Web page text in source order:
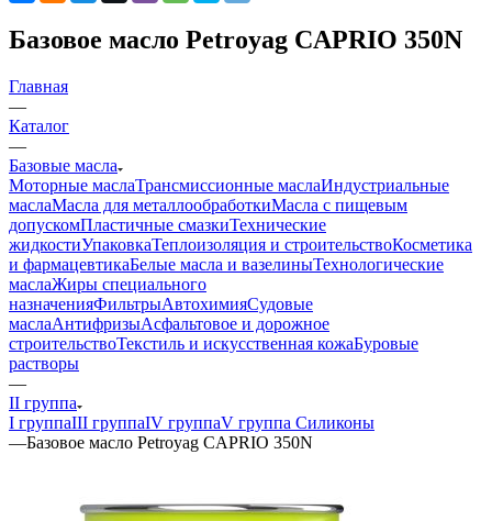
Базовое масло Petroyag CAPRIO 350N
Главная
—
Каталог
—
Базовые масла
Моторные маслаТрансмиссионные маслаИндустриальные
маслаМасла для металлообработкиМасла с пищевым
допускомПластичные смазкиТехнические
жидкостиУпаковкаТеплоизоляция и строительствоКосметика
и фармацевтикаБелые масла и вазелиныТехнологические
маслаЖиры специального
назначенияФильтрыАвтохимияСудовые
маслаАнтифризыАсфальтовое и дорожное
строительствоТекстиль и искусственная кожаБуровые
растворы
—
II группа
I группаIII группаIV группаV группа Силиконы
—Базовое масло Petroyag CAPRIO 350N